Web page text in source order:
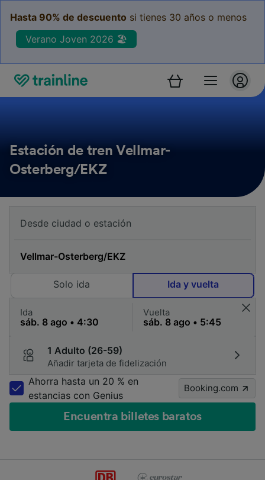
Hasta 90% de descuento si tienes 30 años o menos
Verano Joven 2026 🏖️
Estación de tren Vellmar-
Osterberg/EKZ
Solo ida Ida y vuelta
Ida Vuelta
1 Adulto (26-59)
Añadir tarjeta de fidelización
Ahorra hasta un 20 % en
estancias con Genius
Booking.com
Encuentra billetes baratos